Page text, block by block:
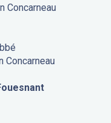
Concarneau
Concarneau